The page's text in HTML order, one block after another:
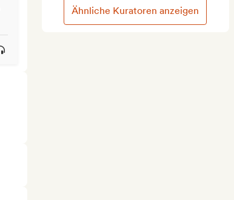
Ähnliche Kuratoren anzeigen